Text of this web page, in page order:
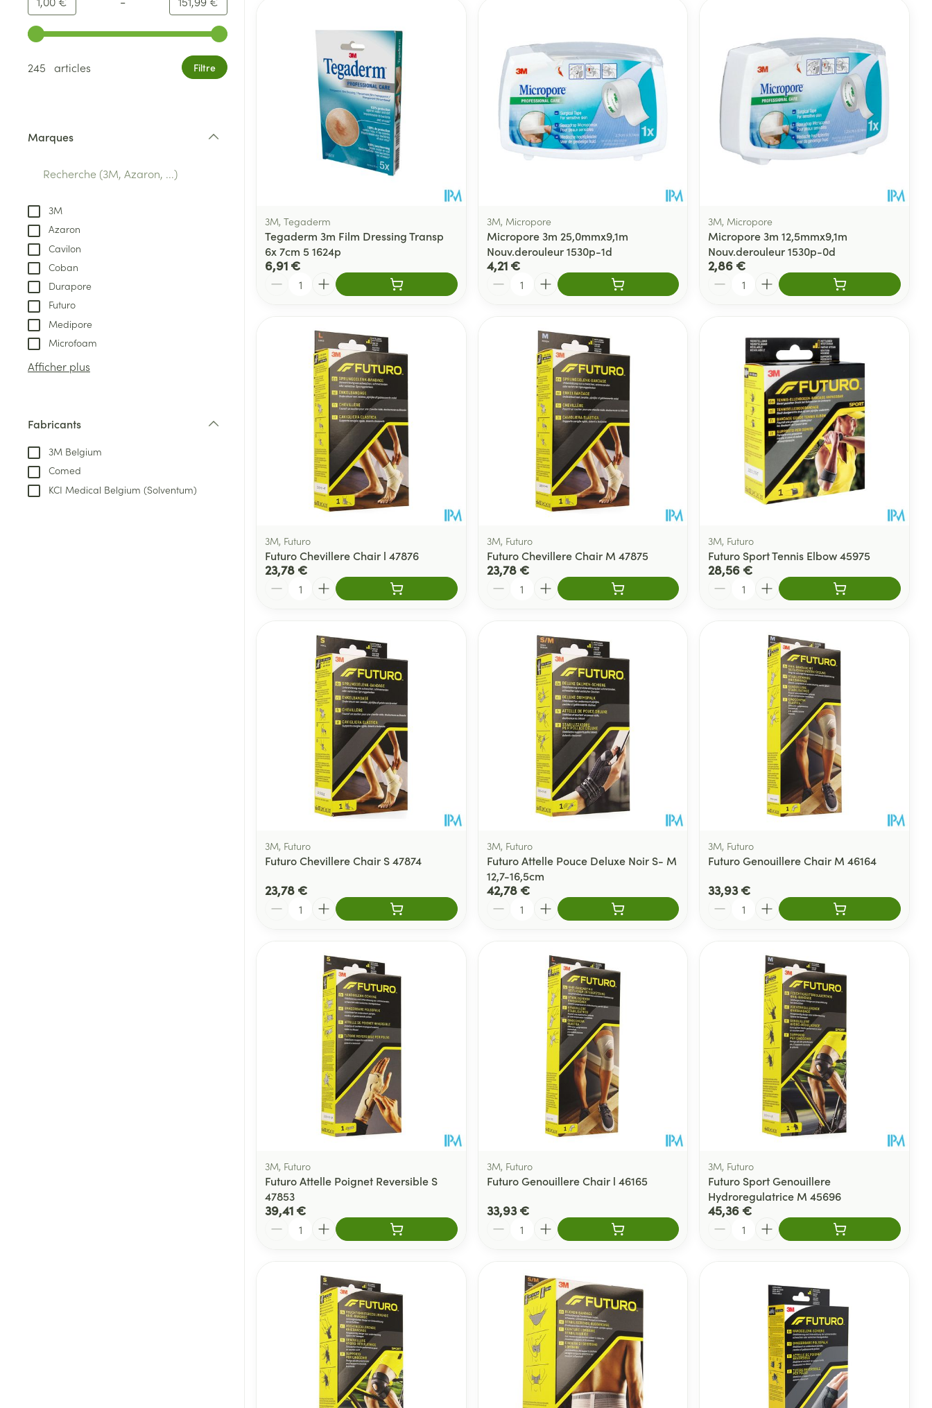
Utilisez les touches fléchées gauche et droite pour ajuster les valeurs minimales et maximales du prix.
245 articles
Filtre
Marques
3M
Azaron
Cavilon
Coban
Durapore
Futuro
Medipore
Microfoam
Afficher plus
Fabricants
3M Belgium
Comed
KCI Medical Belgium (Solventum)
3M, Tegaderm
Tegaderm 3m Film Dressing Transp
6x 7cm 5 1624p
6,91 €
Quantité
3M, Micropore
Micropore 3m 25,0mmx9,1m
Nouv.derouleur 1530p-1d
4,21 €
Quantité
3M, Micropore
Micropore 3m 12,5mmx9,1m
Nouv.derouleur 1530p-0d
2,86 €
Quantité
3M, Futuro
Futuro Chevillere Chair l 47876
23,78 €
Quantité
3M, Futuro
Futuro Chevillere Chair M 47875
23,78 €
Quantité
3M, Futuro
Futuro Sport Tennis Elbow 45975
28,56 €
Quantité
3M, Futuro
Futuro Chevillere Chair S 47874
23,78 €
Quantité
3M, Futuro
Futuro Attelle Pouce Deluxe Noir S- M
12,7-16,5cm
42,78 €
Quantité
3M, Futuro
Futuro Genouillere Chair M 46164
33,93 €
Quantité
3M, Futuro
Futuro Attelle Poignet Reversible S
47853
39,41 €
Quantité
3M, Futuro
Futuro Genouillere Chair l 46165
33,93 €
Quantité
3M, Futuro
Futuro Sport Genouillere
Hydroregulatrice M 45696
45,36 €
Quantité